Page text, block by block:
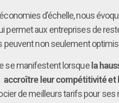
d’échelle, nous
permet aux entreprises de
peuvent non seulement
se manifestent lorsquela
accroître leur compétitivité et
de meilleurs tarifs pour